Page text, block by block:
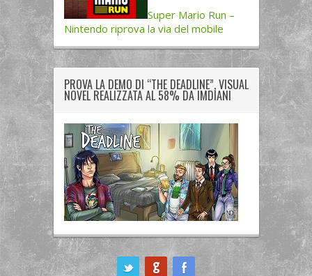
Super Mario Run –
Nintendo riprova la via del mobile
PROVA LA DEMO DI “THE DEADLINE”, VISUAL
NOVEL REALIZZATA AL 58% DA IMDIANI